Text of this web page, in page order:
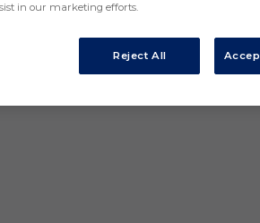
in our marketing efforts.
Reject All